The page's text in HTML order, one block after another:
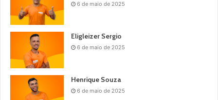
6 de maio de 2025
Eligleizer Sergio
6 de maio de 2025
Henrique Souza
6 de maio de 2025